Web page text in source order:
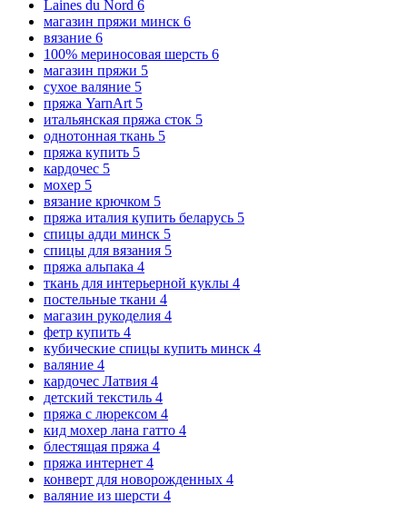
Laines du Nord 6
магазин пряжи минск 6
вязание 6
100% мериносовая шерсть 6
магазин пряжи 5
сухое валяние 5
пряжа YarnArt 5
итальянская пряжа сток 5
однотонная ткань 5
пряжа купить 5
кардочес 5
мохер 5
вязание крючком 5
пряжа италия купить беларусь 5
спицы адди минск 5
спицы для вязания 5
пряжа альпака 4
ткань для интерьерной куклы 4
постельные ткани 4
магазин рукоделия 4
фетр купить 4
кубические спицы купить минск 4
валяние 4
кардочес Латвия 4
детский текстиль 4
пряжа с люрексом 4
кид мохер лана гатто 4
блестящая пряжа 4
пряжа интернет 4
конверт для новорожденных 4
валяние из шерсти 4